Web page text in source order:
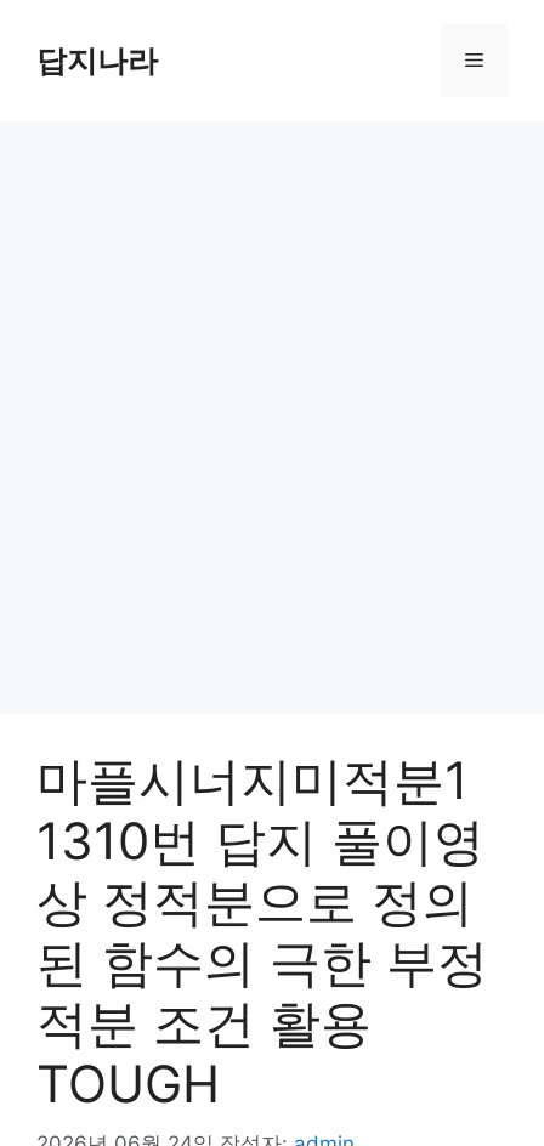
답지나라 메
마플시너지미적분1
1310번 답지 풀이영
상 정적분으로 정의
된 함수의 극한 부정
적분 조건 활용
TOUGH